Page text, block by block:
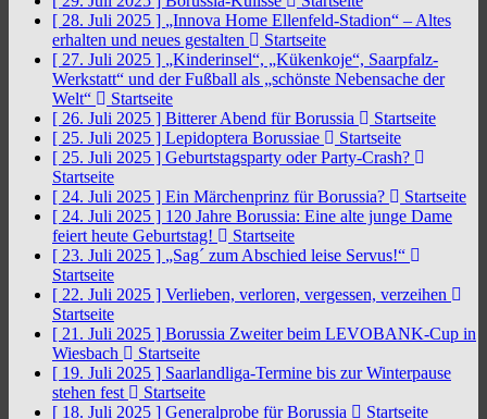
[ 28. Juli 2025 ] „Innova Home Ellenfeld-Stadion“ – Altes
erhalten und neues gestalten
Startseite
[ 27. Juli 2025 ] „Kinderinsel“, „Kükenkoje“, Saarpfalz-
Werkstatt“ und der Fußball als „schönste Nebensache der
Welt“
Startseite
[ 26. Juli 2025 ] Bitterer Abend für Borussia
Startseite
[ 25. Juli 2025 ] Lepidoptera Borussiae
Startseite
[ 25. Juli 2025 ] Geburtstagsparty oder Party-Crash?
Startseite
[ 24. Juli 2025 ] Ein Märchenprinz für Borussia?
Startseite
[ 24. Juli 2025 ] 120 Jahre Borussia: Eine alte junge Dame
feiert heute Geburtstag!
Startseite
[ 23. Juli 2025 ] „Sag´ zum Abschied leise Servus!“
Startseite
[ 22. Juli 2025 ] Verlieben, verloren, vergessen, verzeihen
Startseite
[ 21. Juli 2025 ] Borussia Zweiter beim LEVOBANK-Cup in
Wiesbach
Startseite
[ 19. Juli 2025 ] Saarlandliga-Termine bis zur Winterpause
stehen fest
Startseite
[ 18. Juli 2025 ] Generalprobe für Borussia Startseite